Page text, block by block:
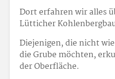
Dort erfahren wir alles
Lütticher
Diejenigen, die nicht
die Grube möchten,
der Oberfläche.